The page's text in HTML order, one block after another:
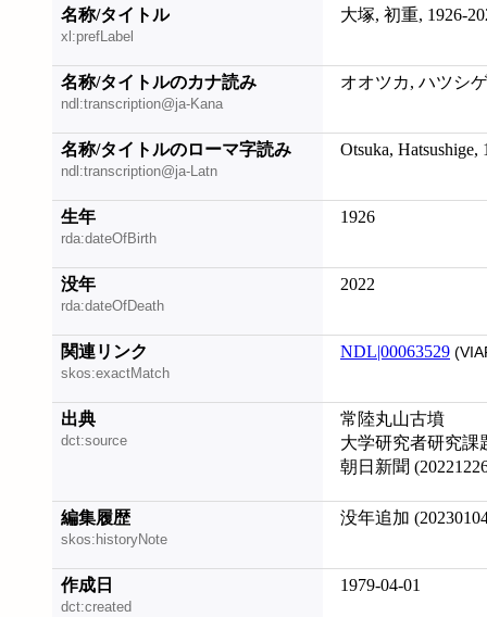
名称/タイトル
xl:prefLabel
大塚, 初重, 1926-
名称/タイトルのカナ読み
ndl:transcription@ja-Kana
オオツカ, ハツシ
名称/タイトルのローマ字読み
ndl:transcription@ja-Latn
Otsuka, Hatsushige,
生年
rda:dateOfBirth
1926
没年
rda:dateOfDeath
2022
関連リンク
skos:exactMatch
NDL|00063529
出典
dct:source
常陸丸山古墳
大学研究者研究課
朝日新聞
編集履歴
skos:historyNote
没年追加
作成日
dct:created
1979-04-01